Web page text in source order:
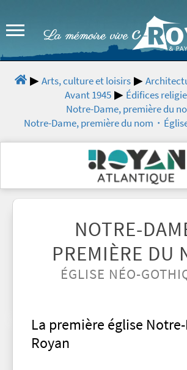
Arts, culture et loisirs
Avant 1945
Édifices
Notre-Dame, première du
Notre-Dame, première du nom・
NOTRE-
PREMIÈRE DU
ÉGLISE NÉO-
La première église
Royan